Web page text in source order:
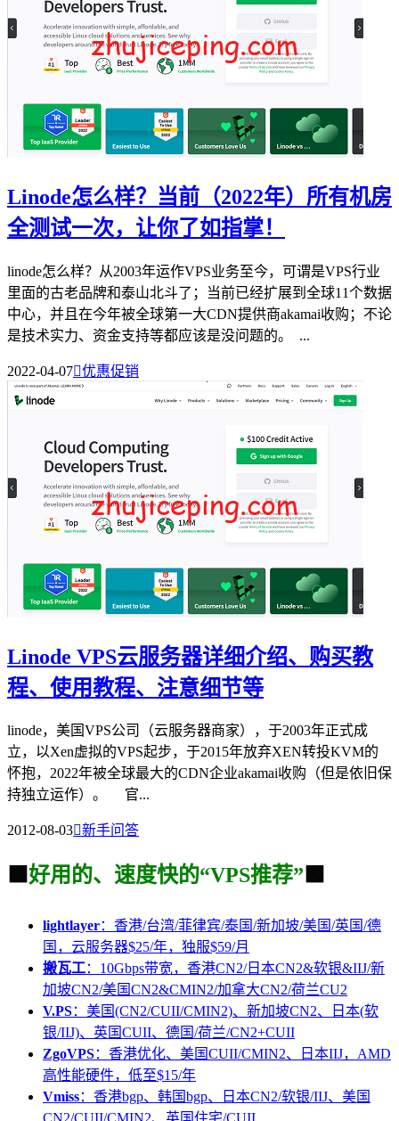
Linode怎么样？当前（2022年）所有机房
全测试一次，让你了如指掌！
linode怎么样？从2003年运作VPS业务至今，可谓是VPS行业
里面的古老品牌和泰山北斗了；当前已经扩展到全球11个数据
中心，并且在今年被全球第一大CDN提供商akamai收购；不论
是技术实力、资金支持等都应该是没问题的。 ...
2022-04-07优惠促销
Linode VPS云服务器详细介绍、购买教
程、使用教程、注意细节等
linode，美国VPS公司（云服务器商家），于2003年正式成
立，以Xen虚拟的VPS起步，于2015年放弃XEN转投KVM的
怀抱，2022年被全球最大的CDN企业akamai收购（但是依旧保
持独立运作）。 官...
2012-08-03新手问答
🟩 好用的、速度快的“VPS推荐” 🟩
lightlayer：香港/台湾/菲律宾/泰国/新加坡/美国/英国/德
国，云服务器$25/年，独服$59/月
搬瓦工：10Gbps带宽，香港CN2/日本CN2&软银&IIJ/新
加坡CN2/美国CN2&CMIN2/加拿大CN2/荷兰CU2
V.PS：美国(CN2/CUII/CMIN2)、新加坡CN2、日本(软
银/IIJ)、英国CUII、德国/荷兰/CN2+CUII
ZgoVPS：香港优化、美国CUII/CMIN2、日本IIJ，AMD
高性能硬件，低至$15/年
Vmiss：香港bgp、韩国bgp、日本CN2/软银/IIJ、美国